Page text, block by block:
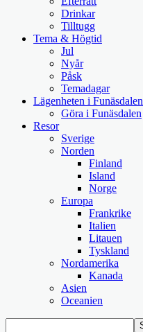
Drinkar
Tilltugg
Tema & Högtid
Jul
Nyår
Påsk
Temadagar
Lägenheten i Funäsdalen
Göra i Funäsdalen
Resor
Sverige
Norden
Finland
Island
Norge
Europa
Frankrike
Italien
Litauen
Tyskland
Nordamerika
Kanada
Asien
Oceanien